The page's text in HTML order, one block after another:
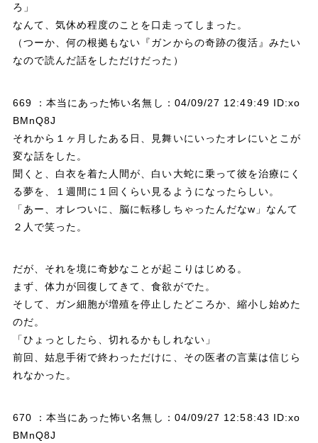
ろ」
なんて、気休め程度のことを口走ってしまった。
（つーか、何の根拠もない『ガンからの奇跡の復活』みたい
なので読んだ話をしただけだった）
669 ：本当にあった怖い名無し：04/09/27 12:49:49 ID:xo
BMnQ8J
それから１ヶ月したある日、見舞いにいったオレにいとこが
変な話をした。
聞くと、白衣を着た人間が、白い大蛇に乗って彼を治療にく
る夢を、１週間に１回くらい見るようになったらしい。
「あー、オレついに、脳に転移しちゃったんだなw」なんて
２人で笑った。
だが、それを境に奇妙なことが起こりはじめる。
まず、体力が回復してきて、食欲がでた。
そして、ガン細胞が増殖を停止したどころか、縮小し始めた
のだ。
「ひょっとしたら、切れるかもしれない」
前回、姑息手術で終わっただけに、その医者の言葉は信じら
れなかった。
670 ：本当にあった怖い名無し：04/09/27 12:58:43 ID:xo
BMnQ8J